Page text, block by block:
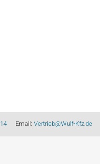
Email: Vertrieb@Wulf-Kfz.de